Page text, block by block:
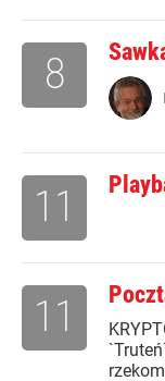
8
11
11